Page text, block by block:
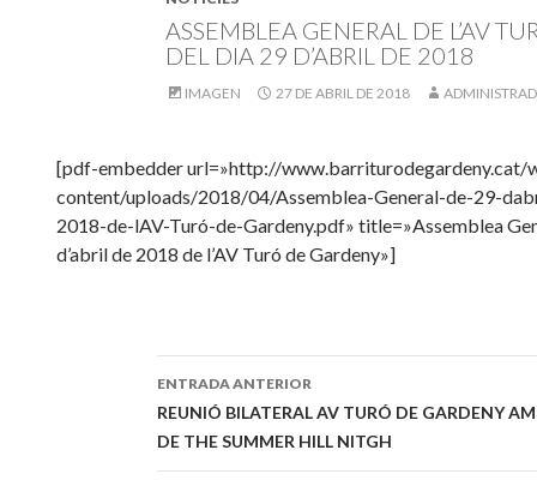
ASSEMBLEA GENERAL DE L’AV
DEL DIA 29 D’ABRIL DE 2018
IMAGEN 27 DE ABRIL DE 2018
[pdf-embedder url=»http://www.barriturodegardeny.cat/
content/uploads/2018/04/Assemblea-General-de-29-
2018-de-lAV-Turó-de-Gardeny.pdf» title=»Assemblea
d’abril de 2018 de l’AV Turó de Gardeny»]
Navegación
de
ENTRADA ANTERIOR
REUNIÓ BILATERAL AV TURÓ DE GARDENY
DE THE SUMMER HILL NITGH